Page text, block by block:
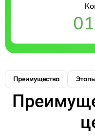
Преимущества